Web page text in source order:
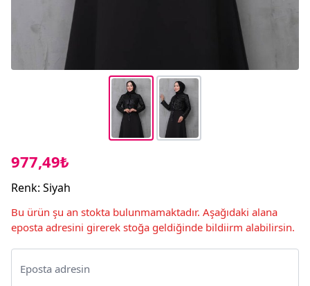
977,49₺
Renk: Siyah
Bu ürün şu an stokta bulunmamaktadır. Aşağıdaki alana
eposta adresini girerek stoğa geldiğinde bildiirm alabilirsin.